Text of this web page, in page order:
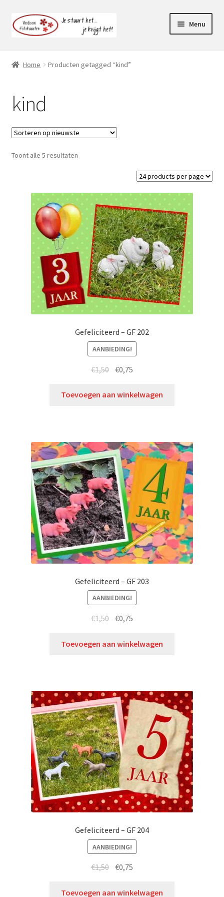
Ga
door
Ga
naar
Menu
Mijn account
Home Producten getagged “kind”
kind
Toont alle 5 resultaten
Gefeliciteerd – GF 202
AANBIEDING!
€1,50 €0,75
Toevoegen aan winkelwagen
Gefeliciteerd – GF 203
AANBIEDING!
€1,50 €0,75
Toevoegen aan winkelwagen
Gefeliciteerd – GF 204
AANBIEDING!
€1,50 €0,75
Toevoegen aan winkelwagen